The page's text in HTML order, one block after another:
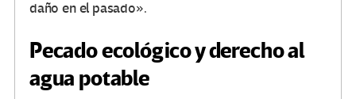
daño en el pasado».
Pecado ecológico y derecho al
agua potable